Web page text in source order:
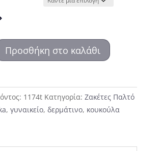
Προσθήκη στο καλάθι
1174t Κατηγορία: Ζακέτες Παλτό
, γυναικείο, δερμάτινο, κουκούλα